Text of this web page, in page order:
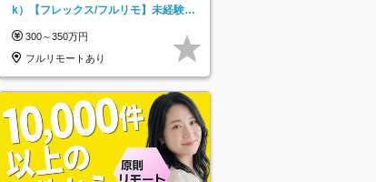
k）【フレックス/フルリモ】未経験O
300～350万円
フルリモートあり